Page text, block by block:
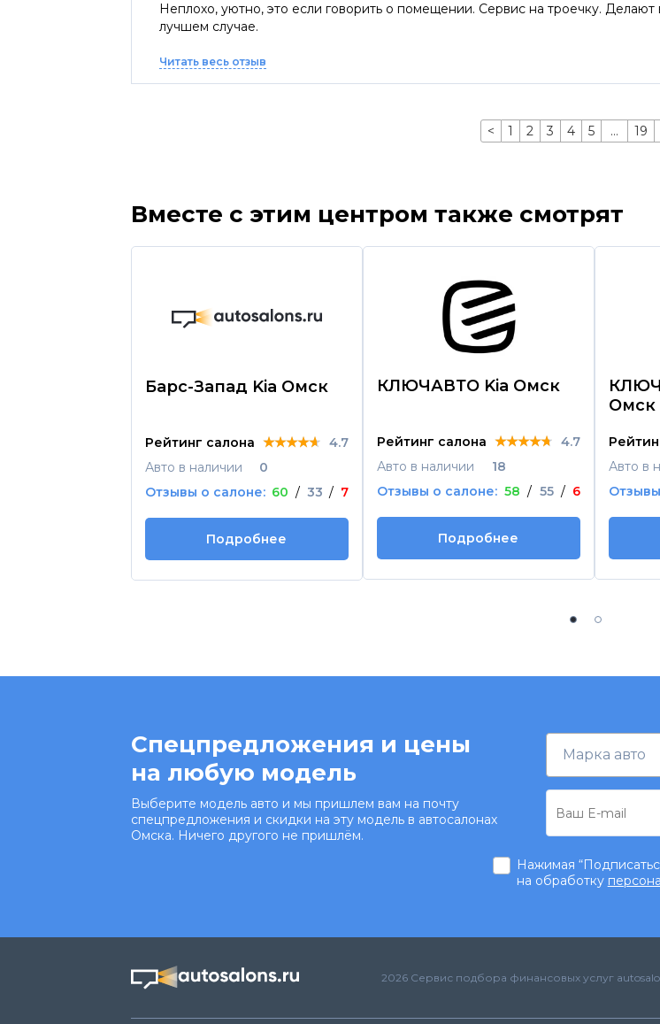
Неплохо, уютно, это если говорить о помещении. Сервис на троечку.
лучшем случае.
Читать весь отзыв
< 1 2 3 4 5 … 19
Вместе с этим центром также смотрят
Барс-Запад Kia Омск
Рейтинг салона ★★★★★
★★★★★
★★★★★ 4.7
Авто в наличии
0
Отзывы о салоне: 60 / 33 / 7
Подробнее
КЛЮЧАВТО Kia Омск
Рейтинг салона ★★★★★
★★★★★
★★★★★ 4.7
Авто в наличии
18
Отзывы о салоне: 58 / 55 / 6
Подробнее
Омск
Авто в
Спецпредложения и цены
на любую модель
Выберите модель авто и мы пришлем вам на почту
спецпредложения и скидки на эту модель в автосалонах
Омска. Ничего другого не пришлём.
Марка авто
Нажимая
на обработку
2026 Сервис подбора финансовых услуг